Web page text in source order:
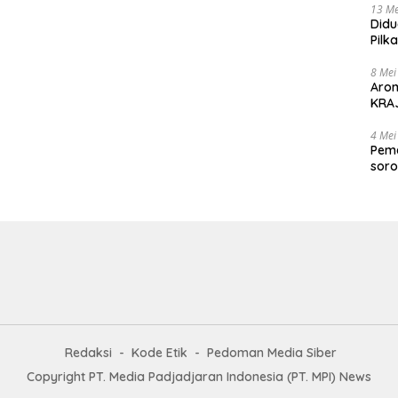
13
8
4
Redaksi Kode Etik
Pedoman Media Siber
Copyright PT. Media Padjadjaran Indonesia (PT. MPI) News